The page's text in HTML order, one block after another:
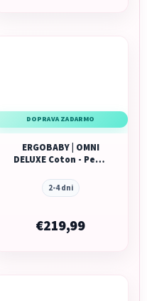
DOPRAVA ZADARMO
ERGOBABY | OMNI
DELUXE Coton - Pearl
2-4 dni
€219,99